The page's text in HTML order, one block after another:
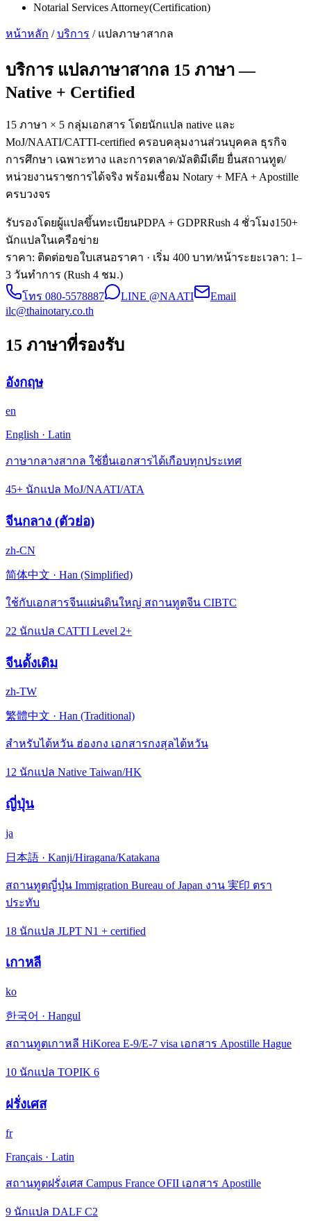
Notarial Services Attorney(Certification)
หน้าหลัก /บริการ / แปลภาษาสากล
บริการ แปลภาษาสากล 15 ภาษา—
Native + Certified
15 ภาษา × 5 กลุ่มเอกสาร โดยนักแปล native และ
MoJ/NAATI/CATTI-certified ครอบคลุมงานส่วนบุคคล ธุรกิจ
การศึกษา เฉพาะทาง และการตลาด/มัลติมีเดีย ยื่นสถานทูต/
หน่วยงานราชการได้จริง พร้อมเชื่อม Notary + MFA + Apostille
ครบวงจร
รับรองโดยผู้แปลขึ้นทะเบียนPDPA + GDPRRush 4 ชั่วโมง150+
นักแปลในเครือข่าย
ราคา: ติดต่อขอใบเสนอราคา · เริ่ม 400 บาท/หน้าระยะเวลา: 1–
3 วันทำการ (Rush 4 ชม.)
โทร 080-5578887 LINE @NAATI
Email
ilc@thainotary.co.th
15 ภาษาที่รองรับ
อังกฤษ
en
English · Latin
ภาษากลางสากล ใช้ยื่นเอกสารได้เกือบทุกประเทศ
45+ นักแปล MoJ/NAATI/ATA
จีนกลาง (ตัวย่อ)
zh-CN
简体中文 · Han (Simplified)
ใช้กับเอกสารจีนแผ่นดินใหญ่ สถานทูตจีน CIBTC
22 นักแปล CATTI Level 2+
จีนดั้งเดิม
zh-TW
繁體中文 · Han (Traditional)
สำหรับไต้หวัน ฮ่องกง เอกสารกงสุลไต้หวัน
12 นักแปล Native Taiwan/HK
ญี่ปุ่น
ja
日本語 · Kanji/Hiragana/Katakana
สถานทูตญี่ปุ่น Immigration Bureau of Japan งาน 実印 ตรา
ประทับ
18 นักแปล JLPT N1 + certified
เกาหลี
ko
한국어 · Hangul
สถานทูตเกาหลี HiKorea E-9/E-7 visa เอกสาร Apostille Hague
10 นักแปล TOPIK 6
ฝรั่งเศส
fr
Français · Latin
สถานทูตฝรั่งเศส Campus France OFII เอกสาร Apostille
9 นักแปล DALF C2